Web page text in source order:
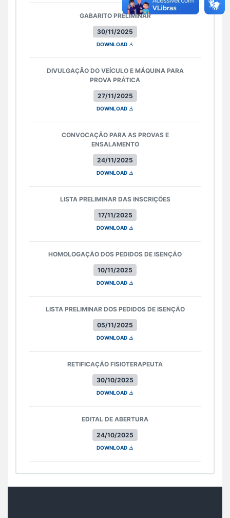
30/11/2025
GABARITO PRELIMINAR
DOWNLOAD
27/11/2025
DIVULGAÇÃO DO VEÍCULO E MÁQUINA PARA
PROVA PRÁTICA
DOWNLOAD
24/11/2025
CONVOCAÇÃO PARA AS PROVAS E
ENSALAMENTO
DOWNLOAD
17/11/2025
LISTA PRELIMINAR DAS INSCRIÇÕES
DOWNLOAD
10/11/2025
HOMOLOGAÇÃO DOS PEDIDOS DE ISENÇÃO
DOWNLOAD
05/11/2025
LISTA PRELIMINAR DOS PEDIDOS DE ISENÇÃO
DOWNLOAD
30/10/2025
RETIFICAÇÃO FISIOTERAPEUTA
DOWNLOAD
24/10/2025
EDITAL DE ABERTURA
DOWNLOAD